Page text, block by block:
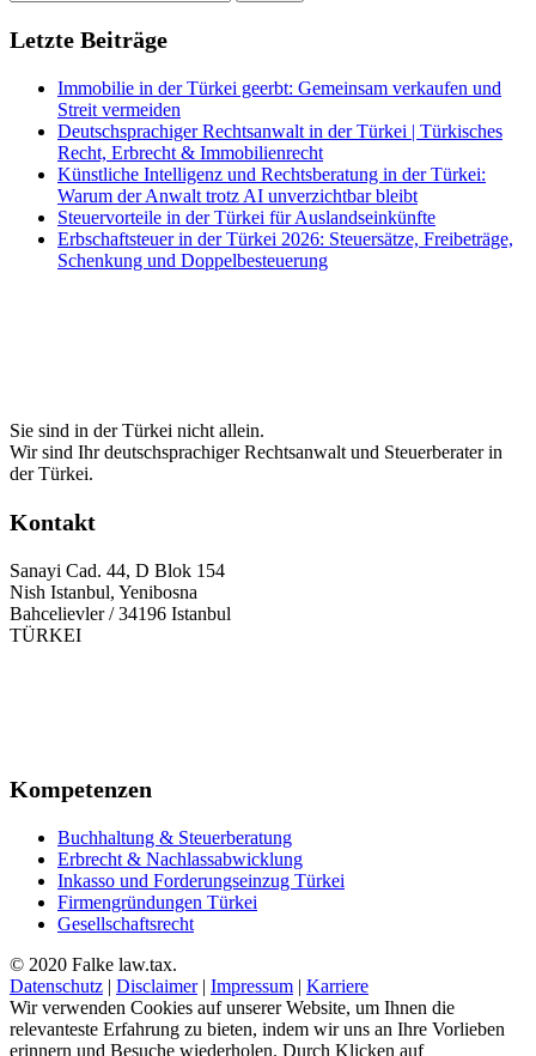
Letzte Beiträge
Immobilie in der Türkei geerbt: Gemeinsam verkaufen und
Streit vermeiden
Deutschsprachiger Rechtsanwalt in der Türkei | Türkisches
Recht, Erbrecht & Immobilienrecht
Künstliche Intelligenz und Rechtsberatung in der Türkei:
Warum der Anwalt trotz AI unverzichtbar bleibt
Steuervorteile in der Türkei für Auslandseinkünfte
Erbschaftsteuer in der Türkei 2026: Steuersätze, Freibeträge,
Schenkung und Doppelbesteuerung
Sie sind in der Türkei nicht allein.
Wir sind Ihr deutschsprachiger Rechtsanwalt und Steuerberater in
der Türkei.
Kontakt
Sanayi Cad. 44, D Blok 154
Nish Istanbul, Yenibosna
Bahcelievler / 34196 Istanbul
TÜRKEI
Kompetenzen
Buchhaltung & Steuerberatung
Erbrecht & Nachlassabwicklung
Inkasso und Forderungseinzug Türkei
Firmengründungen Türkei
Gesellschaftsrecht
© 2020 Falke law.tax.
Datenschutz | Disclaimer| Impressum | Karriere
Wir verwenden Cookies auf unserer Website, um Ihnen die
relevanteste Erfahrung zu bieten, indem wir uns an Ihre Vorlieben
erinnern und Besuche wiederholen. Durch Klicken auf